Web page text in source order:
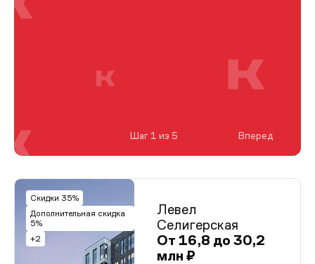
Скидки 35%
Дополнительная скидка
5%
+2
Левел
Селигерская
От 16,8 до 30,2
млн ₽
Шаг 1 из 5 Вперед